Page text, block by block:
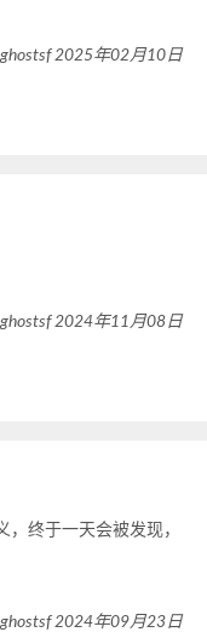
ghostsf 2025年02月10日
ghostsf 2024年11月08日
终于一天会被发现，
ghostsf 2024年09月23日